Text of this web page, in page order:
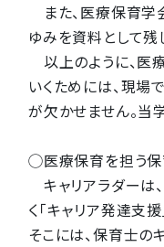
また、医療保育学
ゆみを資料として残
以上のように、医
いくためには、現
が欠かせません。当
◯医療保育を担う保
キャリアラダーは
く「キャリア発達支
そこには、保育士の